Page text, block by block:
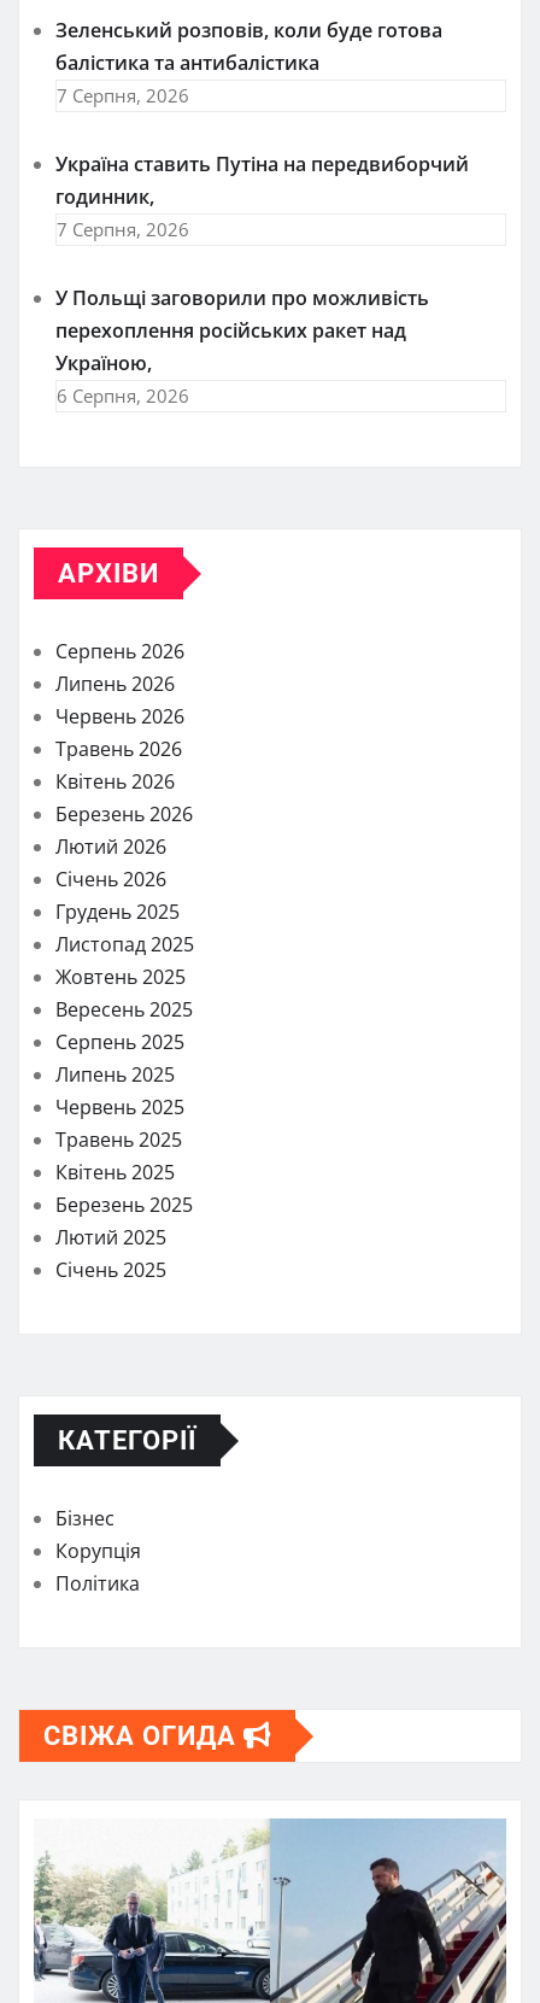
Зеленський розповів, коли буде готова
балістика та антибалістика
7 Серпня, 2026
Україна ставить Путіна на передвиборчий
годинник,
7 Серпня, 2026
У Польщі заговорили про можливість
перехоплення російських ракет над
Україною,
6 Серпня, 2026
АРХІВИ
Серпень 2026
Липень 2026
Червень 2026
Травень 2026
Квітень 2026
Березень 2026
Лютий 2026
Січень 2026
Грудень 2025
Листопад 2025
Жовтень 2025
Вересень 2025
Серпень 2025
Липень 2025
Червень 2025
Травень 2025
Квітень 2025
Березень 2025
Лютий 2025
Січень 2025
КАТЕГОРІЇ
Бізнес
Корупція
Політика
СВІЖА ОГИДА